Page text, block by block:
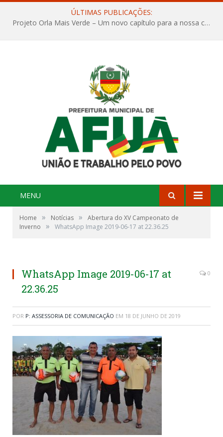
ÚLTIMAS PUBLICAÇÕES:
Projeto Orla Mais Verde – Um novo capítulo para a nossa cidade
MENU
Home » Notícias »
Abertura do XV Campeonato de
Inverno
» WhatsApp Image 2019-06-17 at 22.36.25
WhatsApp Image 2019-06-17 at
22.36.25
0
POR P: ASSESSORIA DE COMUNICAÇÃO EM 18 DE JUNHO DE 2019